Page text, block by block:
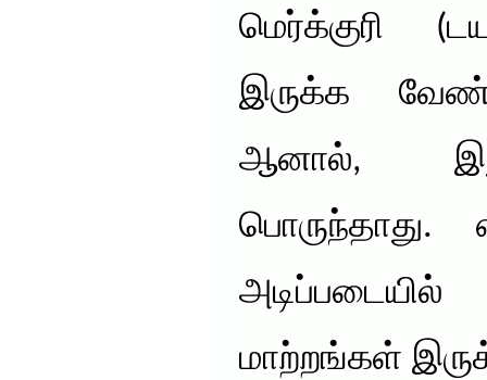
மெர்க்குரி
இருக்க
ஆனால்,
மாற்றங்கள்